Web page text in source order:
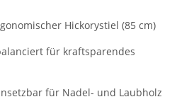
Hickorystiel (85 cm)
für kraftsparendes
für Nadel- und Laubholz